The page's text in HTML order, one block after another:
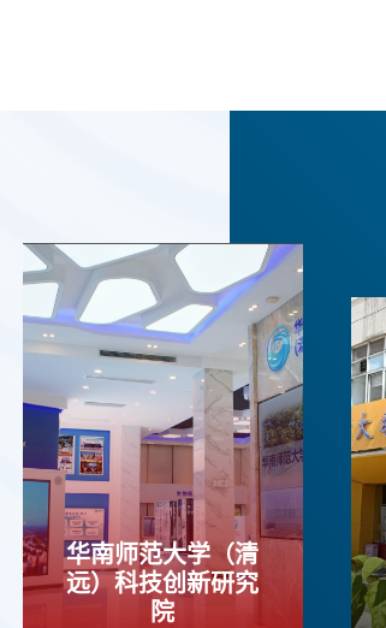
广州市天河区华科教育培训中心
华南师范大学（清
远）科技创新研究
院